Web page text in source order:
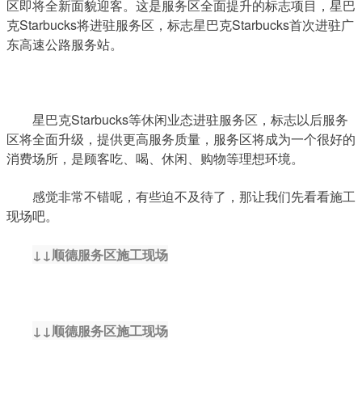
区即将全新面貌迎客。这是服务区全面提升的标志项目，星巴
克Starbucks将进驻服务区，标志星巴克Starbucks首次进驻广
东高速公路服务站。
区将全面升级，提供更高服务质量，服务区将成为一个很好的
消费场所，是顾客吃、喝、休闲、购物等理想环境。
感觉非常不错呢，有些迫不及待了，那让我们先看看施工
现场吧。
↓↓顺德服务区施工现场
↓↓顺德服务区施工现场